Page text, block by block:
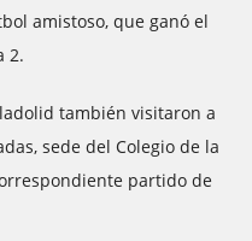
amistoso, que ganó el
2.
también visitaron a
sede del Colegio de la
partido de